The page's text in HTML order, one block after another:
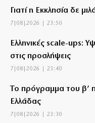
Γιατί η Εκκλησία δε
7|08|2026 | 23:50
Ελληνικές scale-ups:
στις προσλήψεις
7|08|2026 | 23:40
Το πρόγραμμα του β’
Ελλάδας
7|08|2026 | 23:30